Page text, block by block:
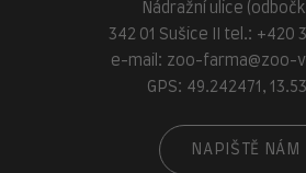
Nádražní ulice
342 01 Sušice II tel.: +420
e-mail: zoo-farma@zoo-
GPS: 49.242471,
NAPIŠTĚ NÁM